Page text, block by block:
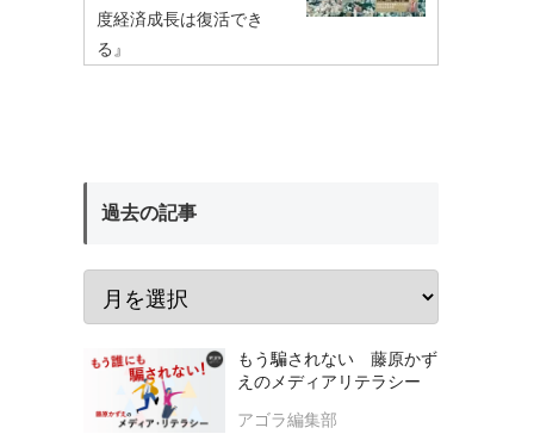
度経済成長は復活でき
る』
過去の記事
もう騙されない 藤原かず
えのメディアリテラシー
アゴラ編集部